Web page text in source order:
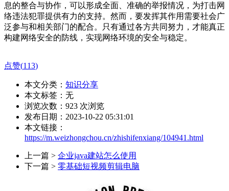
息的整合与协作，可以形成全面、准确的举报情况，为打击网
络违法犯罪提供有力的支持。然而，要发挥其作用需要社会广
泛参与和相关部门的配合。只有通过各方共同努力，才能真正
构建网络安全的防线，实现网络环境的安全与稳定。
点赞(113)
本文分类： 知识分享
本文标签：无
浏览次数： 923 次浏览
发布日期：2023-10-22 05:31:01
本文链接：
https://m.weizhongchou.cn/zhishifenxiang/104941.html
上一篇 > 企业java建站怎么使用
下一篇 > 零基础短视频剪辑电脑